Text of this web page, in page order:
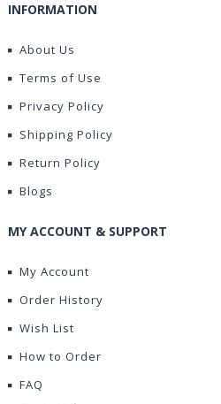
INFORMATION
About Us
Terms of Use
Privacy Policy
Shipping Policy
Return Policy
Blogs
MY ACCOUNT & SUPPORT
My Account
Order History
Wish List
How to Order
FAQ